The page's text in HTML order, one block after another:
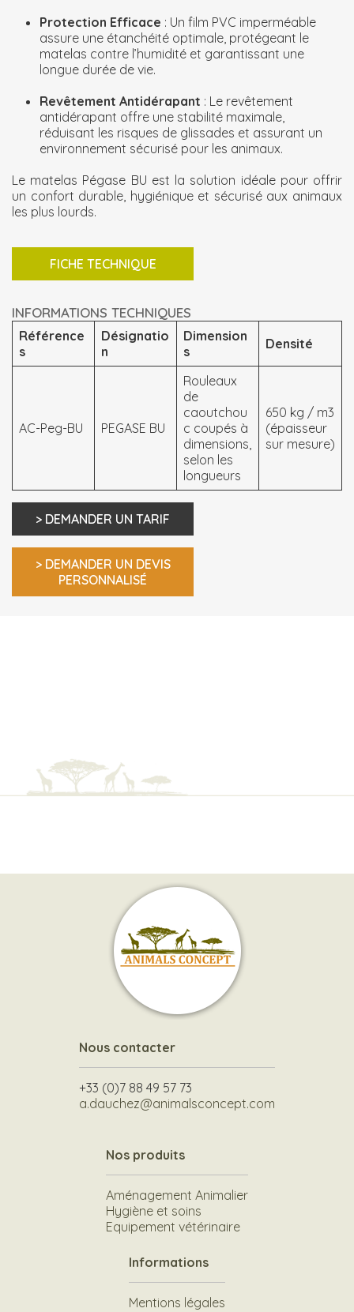
Protection Efficace : Un film PVC imperméable
assure une étanchéité optimale, protégeant le
matelas contre l’humidité et garantissant une
longue durée de vie.
Revêtement Antidérapant : Le revêtement
antidérapant offre une stabilité maximale,
réduisant les risques de glissades et assurant un
environnement sécurisé pour les animaux.
Le matelas Pégase BU est la solution idéale pour offrir
un confort durable, hygiénique et sécurisé aux animaux
les plus lourds.
FICHE TECHNIQUE
INFORMATIONS TECHNIQUES
Référence
s
Désignatio
n
Dimension
s
Densité
AC-Peg-BU PEGASE BU
Rouleaux
de
caoutchou
c coupés à
dimensions,
selon les
longueurs
650 kg / m3
(épaisseur
sur mesure)
> DEMANDER UN TARIF
> DEMANDER UN DEVIS
PERSONNALISÉ
Nous contacter
+33 (0)7 88 49 57 73
a.dauchez@animalsconcept.com
Nos produits
Aménagement Animalier
Hygiène et soins
Equipement vétérinaire
Informations
Mentions légales